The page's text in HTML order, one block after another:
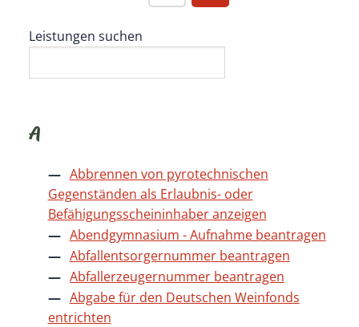
Leistungen suchen
A
Abbrennen von pyrotechnischen
Gegenständen als Erlaubnis- oder
Befähigungsscheininhaber anzeigen
Abendgymnasium - Aufnahme beantragen
Abfallentsorgernummer beantragen
Abfallerzeugernummer beantragen
Abgabe für den Deutschen Weinfonds
entrichten